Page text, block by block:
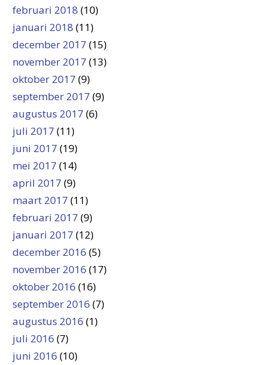
februari 2018 (10)
januari 2018 (11)
december 2017 (15)
november 2017 (13)
oktober 2017 (9)
september 2017 (9)
augustus 2017 (6)
juli 2017 (11)
juni 2017 (19)
mei 2017 (14)
april 2017 (9)
maart 2017 (11)
februari 2017 (9)
januari 2017 (12)
december 2016 (5)
november 2016 (17)
oktober 2016 (16)
september 2016 (7)
augustus 2016 (1)
juli 2016 (7)
juni 2016 (10)